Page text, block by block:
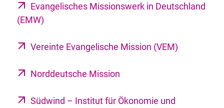
Evangelisches Missionswerk in Deutschland
(EMW)
Vereinte Evangelische Mission (VEM)
Norddeutsche Mission
Südwind – Institut für Ökonomie und